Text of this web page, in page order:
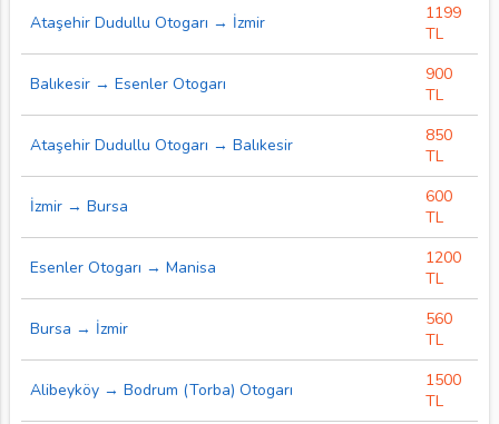
Ataşehir Dudullu Otogarı → İzmir
1199
TL
Balıkesir → Esenler Otogarı
900
TL
Ataşehir Dudullu Otogarı → Balıkesir
850
TL
İzmir → Bursa
600
TL
Esenler Otogarı → Manisa
1200
TL
Bursa → İzmir
560
TL
Alibeyköy → Bodrum (Torba) Otogarı
1500
TL